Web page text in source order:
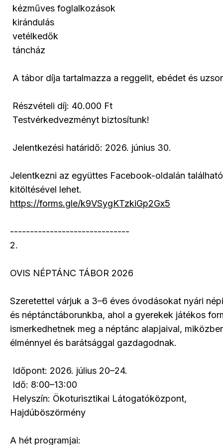
kézműves foglalkozások
kirándulás
vetélkedők
táncház
A tábor díja tartalmazza a reggelit, ebédet és
Részvételi díj: 40.000 Ft
Testvérkedvezményt biztosítunk!
Jelentkezési határidő: 2026. június 30.
Jelentkezni az együttes Facebook-oldalán
kitöltésével lehet.
https://forms.gle/k9VSygKTzkiGp2Gx5
------------------------------
2.
OVIS NÉPTÁNC TÁBOR 2026
Szeretettel várjuk a 3–6 éves óvodásokat nyári
és néptánctáborunkba, ahol a gyerekek játékos
ismerkedhetnek meg a néptánc alapjaival,
élménnyel és barátsággal gazdagodnak.
Időpont: 2026. július 20–24.
Idő: 8:00–13:00
Helyszín: Ökoturisztikai Látogatóközpont,
Hajdúböszörmény
A hét programjai: